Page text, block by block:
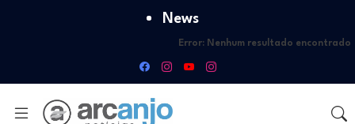
News
Error: Nenhum resultado encontrado